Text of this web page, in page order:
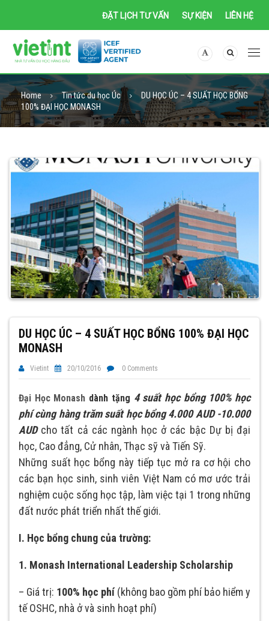
ĐẶT LỊCH TƯ VẤN SỰ KIỆN LIÊN HỆ
Home Tin tức du học Úc
DU HỌC ÚC – 4 SUẤT HỌC BỔNG
100% ĐẠI HỌC MONASH
DU HỌC ÚC – 4 SUẤT HỌC BỔNG 100% ĐẠI HỌC
MONASH
Vietint 20/10/2016 0 Comments
Đại Học Monash dành tặng 4 suất học bổng 100% học
phí cùng hàng trăm suất học bổng 4.000 AUD -10.000
AUDcho tất cả các ngành học ở các bậc Dự bị đại
học, Cao đẳng, Cử nhân, Thạc sỹ và Tiến Sỹ.
Những suất học bổng này tiếp tục mở ra cơ hội cho
các bạn học sinh, sinh viên Việt Nam có mơ ước trải
nghiệm cuộc sống học tập, làm việc tại 1 trong những
đất nước phát triển nhất thế giới.
I. Học bổng chung của trường:
1. Monash International Leadership Scholarship
– Giá trị: 100% học phí(không bao gồm phí bảo hiểm y
tế OSHC, nhà ở và sinh hoạt phí)